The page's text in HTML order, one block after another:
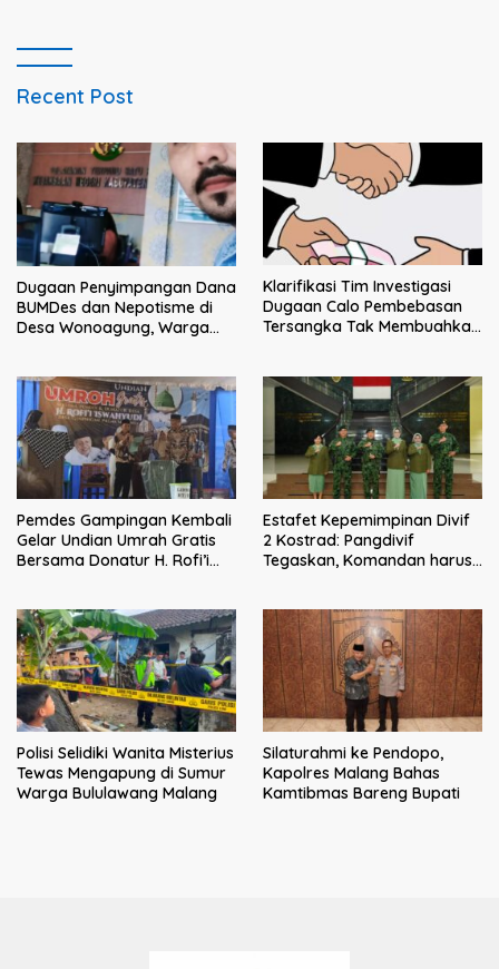
Recent Post
Dugaan Penyimpangan Dana
BUMDes dan Nepotisme di
Desa Wonoagung, Warga
Klarifikasi Tim Investigasi
Dugaan Calo Pembebasan
Tersangka Tak Membuahkan
Pemdes Gampingan Kembali
Gelar Undian Umrah Gratis
Bersama Donatur H. Rofi’i
Estafet Kepemimpinan Divif
2 Kostrad: Pangdivif
Tegaskan, Komandan harus
Polisi Selidiki Wanita Misterius
Tewas Mengapung di Sumur
Warga Bululawang Malang
Silaturahmi ke Pendopo,
Kapolres Malang Bahas
Kamtibmas Bareng Bupati